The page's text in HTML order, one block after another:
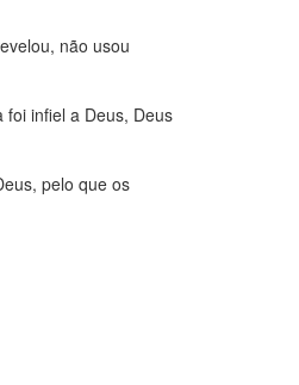
não usou
infiel a Deus, Deus
pelo que os